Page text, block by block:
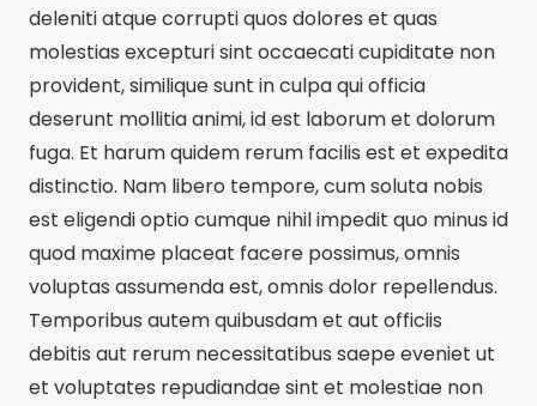
deleniti atque corrupti quos dolores et quas
molestias excepturi sint occaecati cupiditate non
provident, similique sunt in culpa qui officia
deserunt mollitia animi, id est laborum et dolorum
fuga. Et harum quidem rerum facilis est et expedita
distinctio. Nam libero tempore, cum soluta nobis
est eligendi optio cumque nihil impedit quo minus id
quod maxime placeat facere possimus, omnis
voluptas assumenda est, omnis dolor repellendus.
Temporibus autem quibusdam et aut officiis
debitis aut rerum necessitatibus saepe eveniet ut
et voluptates repudiandae sint et molestiae non